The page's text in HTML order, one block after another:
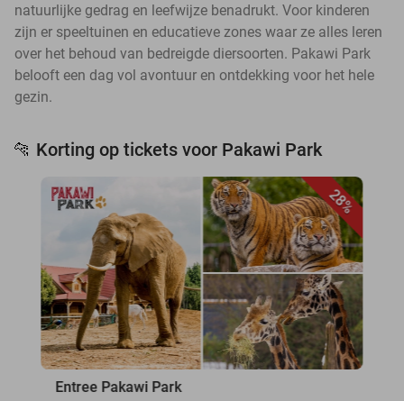
natuurlijke gedrag en leefwijze benadrukt. Voor kinderen
zijn er speeltuinen en educatieve zones waar ze alles leren
over het behoud van bedreigde diersoorten. Pakawi Park
belooft een dag vol avontuur en ontdekking voor het hele
gezin.
🐆 Korting op tickets voor Pakawi Park
28%
Entree Pakawi Park